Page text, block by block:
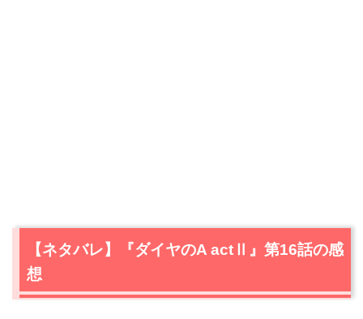
【ネタバレ】『ダイヤのA actⅡ』第16話の感
想